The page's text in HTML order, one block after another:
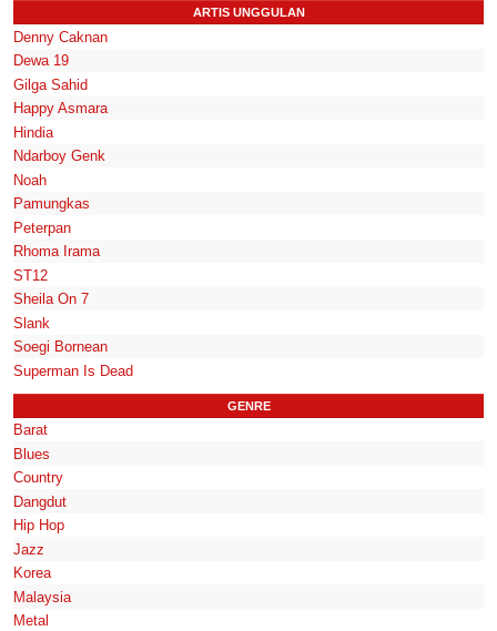
ARTIS UNGGULAN
Denny Caknan
Dewa 19
Gilga Sahid
Happy Asmara
Hindia
Ndarboy Genk
Noah
Pamungkas
Peterpan
Rhoma Irama
ST12
Sheila On 7
Slank
Soegi Bornean
Superman Is Dead
GENRE
Barat
Blues
Country
Dangdut
Hip Hop
Jazz
Korea
Malaysia
Metal